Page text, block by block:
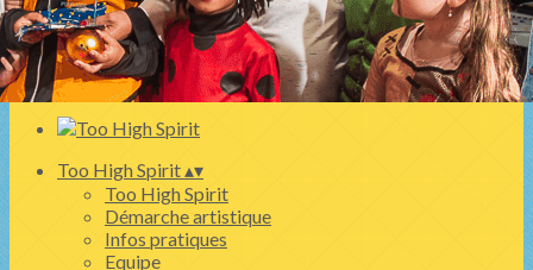
Ajoutez un logo, un bouton, des réseaux sociaux
Cliquez pour éditer
Too High Spirit▴▾
Too High Spirit
Démarche artistique
Infos pratiques
Equipe